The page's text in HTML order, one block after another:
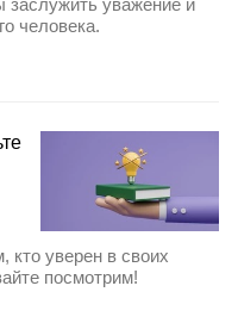
человека.
кто уверен в своих
посмотрим!